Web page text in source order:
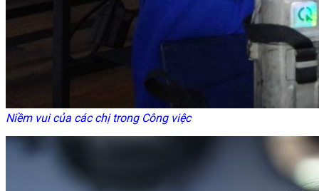
Niềm vui của các chị trong Công việc